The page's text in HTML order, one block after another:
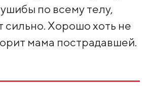
по всему телу,
сильно. Хорошо хоть не
мама пострадавшей.